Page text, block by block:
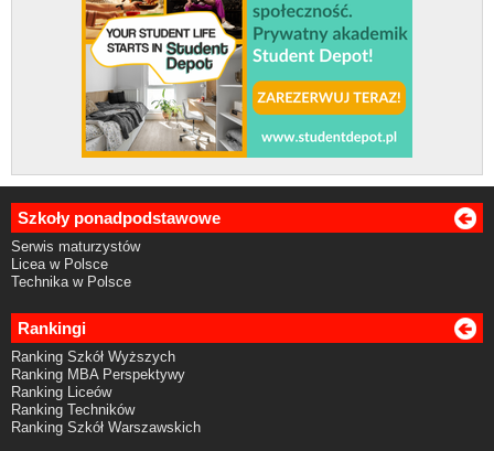
Szkoły ponadpodstawowe
Serwis maturzystów
Licea w Polsce
Technika w Polsce
Rankingi
Ranking Szkół Wyższych
Ranking MBA Perspektywy
Ranking Liceów
Ranking Techników
Ranking Szkół Warszawskich